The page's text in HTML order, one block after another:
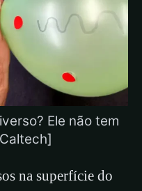
Ele não tem
na superfície do